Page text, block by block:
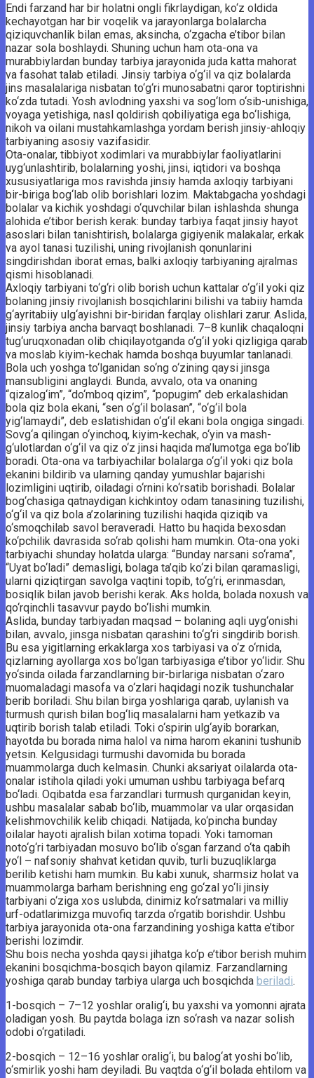
Endi farzand har bir holatni ongli fikrlaydigan, ko‘z oldida
kechayotgan har bir voqelik va jarayonlarga bolalarcha
qiziquvchanlik bilan emas, aksincha, o‘zgacha e’tibor bilan
nazar sola boshlaydi. Shuning uchun ham ota-ona va
murabbiylardan bunday tarbiya jarayonida juda katta mahorat
va fasohat talab etiladi. Jinsiy tarbiya o‘g‘il va qiz bolalarda
jins masalalariga nisbatan to‘g‘ri munosabatni qaror toptirishni
ko‘zda tutadi. Yosh avlodning yaxshi va sog‘lom o‘sib-unishiga,
voyaga yetishiga, nasl qoldirish qobiliyatiga ega bo‘lishiga,
nikoh va oilani mustahkamlashga yordam berish jinsiy-ahloqiy
tarbiyaning asosiy vazifasidir.
Ota-onalar, tibbiyot xodimlari va murabbiylar fa­o­liyatlarini
uyg‘unlashtirib, bolalarning yoshi, jin­si, iq­tidori va boshqa
xususiyatlariga mos ravishda jinsiy hamda axloqiy tarbiyani
bir-biriga bog‘lab olib borishlari lozim. Maktabgacha yoshdagi
bolalar va kichik yoshdagi o‘quvchilar bilan ishlashda shunga
alohida e’tibor berish kerak: bunday tarbiya faqat jinsiy hayot
asoslari bilan tanishtirish, bolalarga gigiyenik malakalar, erkak
va ayol tanasi tuzilishi, uning rivojlanish qonunlarini
singdirishdan iborat emas, balki axloqiy tarbiyaning ajralmas
qismi hisoblanadi.
Axloqiy tarbiyani to‘g‘ri olib borish uchun kattalar o‘g‘il yoki qiz
bolaning jinsiy rivojlanish bosqichlarini bilishi va tabiiy hamda
g‘ayritabiiy ul­g‘ayishni bir-biridan farqlay olishlari zarur. As­lida,
jinsiy tarbiya ancha barvaqt boshlanadi. 7–8 kun­lik chaqaloqni
tug‘u­ruqxonadan olib chiqilayotganda o‘g‘il yoki qizligiga qarab
va moslab kiyim-kechak hamda boshqa buyumlar tanlanadi.
Bola uch yoshga to‘lganidan so‘ng o‘zining qaysi jinsga
mansubligini anglaydi. Bunda, avvalo, ota va onaning
“qizalog‘im”, “do‘mboq qizim”, “popugim” deb erkalashidan
bola qiz bola ekani, “sen o‘g‘il bolasan”, “o‘g‘il bola
yig‘lamaydi”, deb eslatishidan o‘g‘il ekani bola ongiga singadi.
Sovg‘a qilingan o‘yinchoq, kiyim-kechak, o‘yin va mash­
g‘ulotlardan o‘g‘il va qiz o‘z jinsi haqida ma’lumotga ega bo‘lib
boradi. Ota-ona va tarbiyachilar bolalarga o‘g‘il yoki qiz bola
ekanini bildirib va ularning qanday yumushlar bajarishi
lozimligini uqtirib, oiladagi o‘rni­ni ko‘rsatib borishadi. Bolalar
bog‘chasiga qatnaydigan kichkintoy odam tanasining tuzilishi,
o‘g‘il va qiz bola a’zolarining tuzilishi haqida qiziqib va
o‘smoqchilab savol beraveradi. Hatto bu haqida bexosdan
ko‘pchilik davrasida so‘rab qolishi ham mumkin. Ota-ona yoki
tarbiyachi shunday holatda ularga: “Bunday narsani so‘rama”,
“Uyat bo‘ladi” demasligi, bolaga ta’qib ko‘zi bilan qaramasligi,
ularni qiziqtirgan savolga vaqtini topib, to‘g‘ri, erinmasdan,
bosiqlik bilan javob berishi kerak. Aks holda, bolada noxush va
qo‘rqinchli tasavvur paydo bo‘lishi mumkin.
Aslida, bunday tarbiyadan maqsad – bolaning aqli uy­g‘onishi
bilan, avvalo, jinsga nisbatan qarashini to‘g‘ri singdirib borish.
Bu esa yigitlarning erkaklarga xos tarbiyasi va o‘z o‘rnida,
qizlarning ayollarga xos bo‘lgan tarbiyasiga e’tibor yo‘lidir. Shu
yo‘sinda oilada farzandlarning bir-birlariga nisbatan o‘zaro
muomaladagi masofa va o‘zlari haqidagi nozik tushunchalar
berib boriladi. Shu bilan birga yoshlariga qarab, uylanish va
turmush qurish bilan bog‘liq masalalarni ham yetkazib va
uqtirib borish talab etiladi. Toki o‘spirin ulg‘ayib borarkan,
hayotda bu borada nima halol va nima harom ekanini tushunib
yetsin. Kelgusidagi turmushi davomida bu borada
muammolarga duch kelmasin. Chunki aksariyat oilalarda ota-
onalar istihola qiladi yoki umuman ushbu tarbiyaga befarq
bo‘ladi. Oqibatda esa farzandlari turmush qurganidan keyin,
ushbu masalalar sabab bo‘lib, muammolar va ular orqasidan
kelishmovchilik kelib chi­qadi. Natijada, ko‘pincha bunday
oilalar hayoti ajralish bilan xotima topadi. Yoki tamoman
noto‘g‘ri tarbiyadan mosuvo bo‘lib o‘sgan farzand o‘ta qabih
yo‘l – nafsoniy shahvat ketidan quvib, turli buzuqliklarga
berilib ketishi ham mumkin. Bu kabi xunuk, sharmsiz holat va
muammolarga barham berishning eng go‘zal yo‘li jinsiy
tarbiyani o‘ziga xos uslubda, dinimiz ko‘rsatmalari va milliy
urf-odatlarimizga muvofiq tarzda o‘rgatib borishdir. Ushbu
tarbiya jarayonida ota-ona farzandining yoshiga katta e’tibor
berishi lozimdir.
Shu bois necha yoshda qaysi jihatga ko‘p e’tibor berish muhim
ekanini bosqichma-bosqich bayon qilamiz. Farzandlarning
yoshiga qarab bunday tarbiya ularga uch bosqichda beriladi.
1-bosqich – 7–12 yoshlar oralig‘i, bu yaxshi va yomonni ajrata
oladigan yosh. Bu paytda bolaga izn so‘rash va nazar solish
odobi o‘rgatiladi.
2-bosqich – 12–16 yoshlar oralig‘i, bu balog‘at yoshi bo‘lib,
o‘smirlik yoshi ham deyiladi. Bu vaqtda o‘g‘il bolada ehtilom va